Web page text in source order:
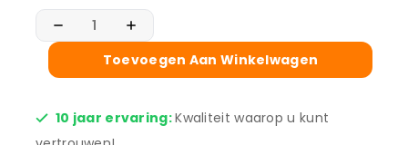
Toevoegen Aan Winkelwagen
10 jaar ervaring:Kwaliteit waarop u kunt